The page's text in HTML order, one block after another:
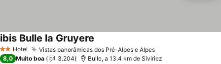
2 Estrelas
Hotel Vistas panorâmicas dos Pré-Alpes e Alpes
ibis Bulle la Gruyere
8,0 Muito boa 3.204 Bulle, a 13.4 km de Siviriez